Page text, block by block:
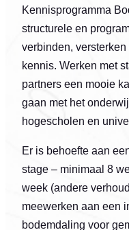
Kennisprogramma
structurele en
verbinden,
kennis. Werken met
partners een mooie
gaan met het
hogescholen en
Er is behoefte aan
stage – minimaal 8
week (andere
meewerken aan een
bodemdaling voor